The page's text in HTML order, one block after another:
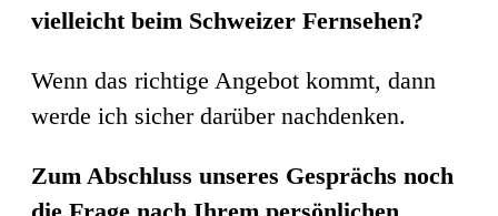
vielleicht beim Schweizer Fernsehen?
Wenn das richtige Angebot kommt, dann
werde ich sicher darüber nachdenken.
Zum Abschluss unseres Gesprächs noch